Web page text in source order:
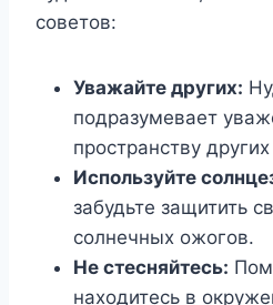
советов:
Уважайте других:
подразумевает
пространству
Используйте
забудьте защитить
солнечных ожогов.
Не стесняйтесь:
находитесь в